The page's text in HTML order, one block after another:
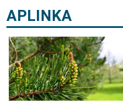
APLINKA